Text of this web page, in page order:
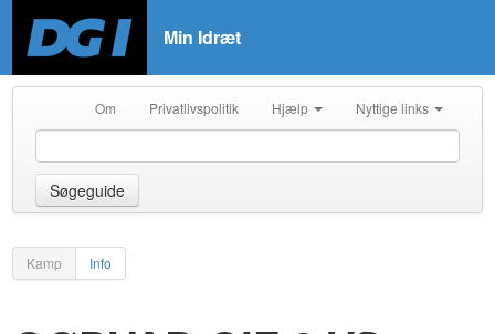
Min Idræt
Om Privatlivspolitik Hjælp Nyttige links
Søgeguide
Kamp Info